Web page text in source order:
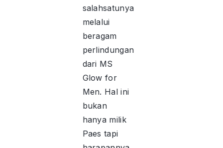
salahsatunya
melalui
beragam
perlindungan
dari MS
Glow for
Men. Hal ini
bukan
hanya milik
Paes tapi